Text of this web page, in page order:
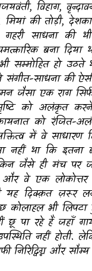
,विहाग,
मियां की तोड़ी,
गहरी साधना की
बना
सम्मोहित हो
साधना की
जैसा एक राग
को अलंकृत
को रंजित-
में वे साधारण
था कि इतना
जैसे ही मंच पर
और वे एक
यह दिक्क़त ज़रूर
कोलाहल भी
छू पा रहे हैं जहाँ
नहीं होती.
निरिद्विग्न और